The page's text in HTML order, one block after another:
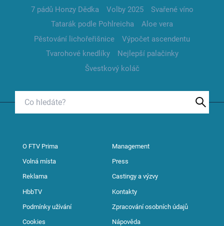
7 pádů Honzy Dědka
Volby 2025
Svařené víno
Tatarák podle Pohlreicha
Aloe vera
Pěstování lichořeřišnice
Výpočet ascendentu
Tvarohové knedlíky
Nejlepší palačinky
Švestkový koláč
O FTV Prima Management
Volná místa Press
Reklama Castingy a výzvy
HbbTV Kontakty
Podmínky užívání Zpracování osobních údajů
Cookies Nápověda